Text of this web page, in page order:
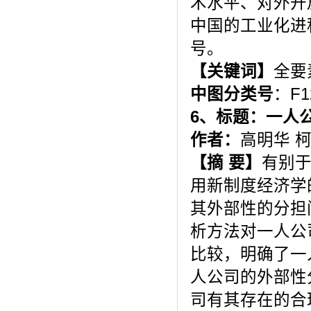
中国的工业化
号。
【关键词】 全要
中图分类号：
6、标题：一人
作者： 高明华
【摘 要】 有别
用新制度经济
其外部性的分
析方法对一人
比较，明确了
人公司的外部
司有其存在的